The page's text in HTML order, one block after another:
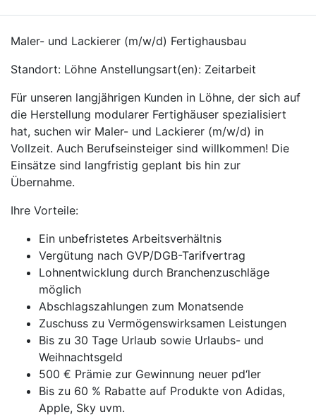
Maler- und Lackierer (m/w/d) Fertighausbau
Standort: Löhne Anstellungsart(en): Zeitarbeit
Für unseren langjährigen Kunden in Löhne, der sich auf
die Herstellung modularer Fertighäuser spezialisiert
hat, suchen wir Maler- und Lackierer (m/w/d) in
Vollzeit. Auch Berufseinsteiger sind willkommen! Die
Einsätze sind langfristig geplant bis hin zur
Übernahme.
Ihre Vorteile:
Ein unbefristetes Arbeitsverhältnis
Vergütung nach GVP/DGB-Tarifvertrag
Lohnentwicklung durch Branchenzuschläge
möglich
Abschlagszahlungen zum Monatsende
Zuschuss zu Vermögenswirksamen Leistungen
Bis zu 30 Tage Urlaub sowie Urlaubs- und
Weihnachtsgeld
500 € Prämie zur Gewinnung neuer pd‘ler
Bis zu 60 % Rabatte auf Produkte von Adidas,
Apple, Sky uvm.